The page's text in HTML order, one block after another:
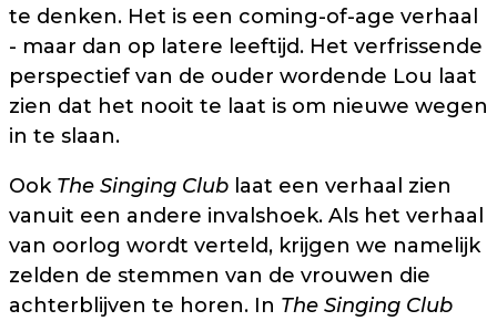
te denken. Het is een coming-of-age verhaal
- maar dan op latere leeftijd. Het verfrissende
perspectief van de ouder wordende Lou laat
zien dat het nooit te laat is om nieuwe wegen
in te slaan.
Ook The Singing Club laat een verhaal zien
vanuit een andere invalshoek. Als het verhaal
van oorlog wordt verteld, krijgen we namelijk
zelden de stemmen van de vrouwen die
achterblijven te horen. In The Singing Club